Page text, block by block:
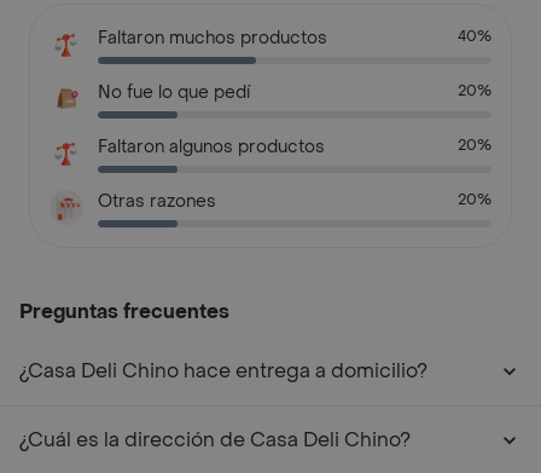
Faltaron muchos productos 40%
No fue lo que pedí 20%
Faltaron algunos productos 20%
Otras razones 20%
Preguntas frecuentes
¿Casa Deli Chino hace entrega a domicilio?
¿Cuál es la dirección de Casa Deli Chino?